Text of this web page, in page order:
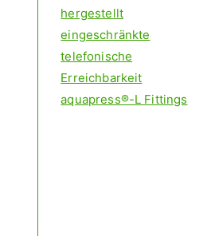
hergestellt
eingeschränkte
telefonische
Erreichbarkeit
aquapress®-L Fittings